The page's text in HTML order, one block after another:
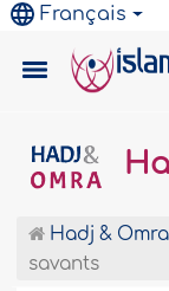
Français
Hadj & Omra
savants